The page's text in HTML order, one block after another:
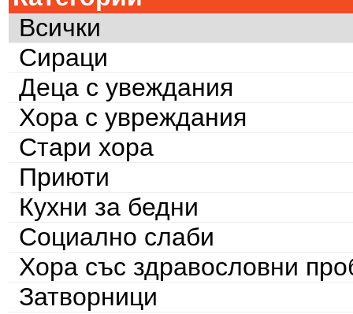
Всички
Сираци
Деца с увеждания
Хора с увреждания
Стари хора
Приюти
Кухни за бедни
Социално слаби
Хора със здравословни
Затворници